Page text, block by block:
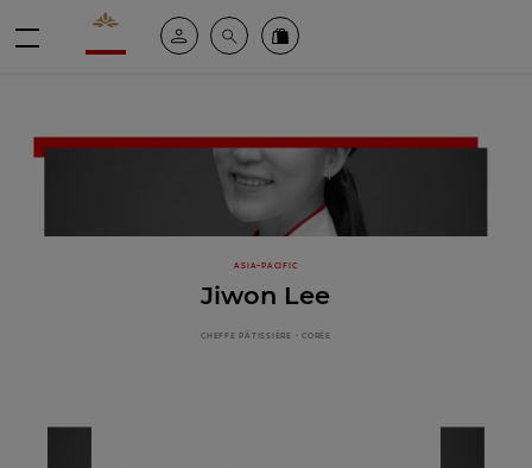
Valrhona - Imaginons le meilleur du chocolat
Espace clientRechercheCommandez en ligne
ASIA–PACIFIC
Jiwon Lee
CHEFFE PÂTISSIÈRE - CORÉE